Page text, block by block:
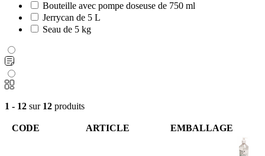
Bouteille avec pompe doseuse de 750 ml
Jerrycan de 5 L
Seau de 5 kg
1 - 12 sur 12 produits
CODE ARTICLE EMBALLAGE